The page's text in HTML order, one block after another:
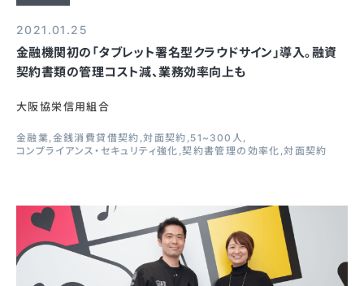
2021.01.25
金融機関初の「タブレット署名型クラウドサイン」導入。融資
契約書類の管理コスト減、業務効率向上も
大阪協栄信用組合
金融業 金銭消費貸借契約 対面契約 51~300人
コンプライアンス・セキュリティ強化 契約書管理の効率化 対面契約